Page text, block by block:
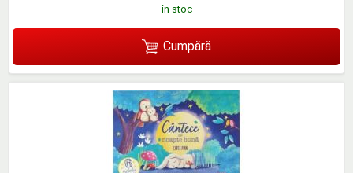
în stoc
Cumpără